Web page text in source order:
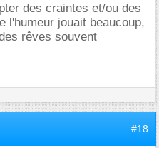
des craintes et/ou des
l'humeur jouait beaucoup,
rêves souvent
#18